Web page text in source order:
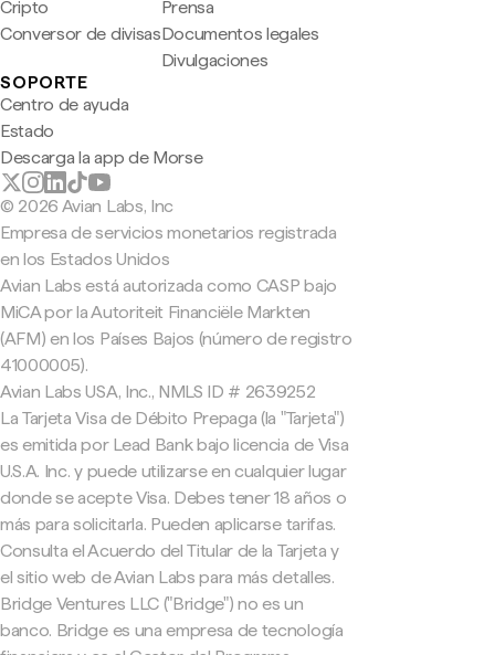
Cripto
Conversor de divisas
Prensa
Documentos legales
Divulgaciones
SOPORTE
Centro de ayuda
Estado
Descarga la app de Morse
© 2026 Avian Labs, Inc
Empresa de servicios monetarios registrada
en los Estados Unidos
Avian Labs está autorizada como CASP bajo
MiCA por la Autoriteit Financiële Markten
(AFM) en los Países Bajos (número de registro
41000005).
Avian Labs USA, Inc., NMLS ID # 2639252
La Tarjeta Visa de Débito Prepaga (la "Tarjeta")
es emitida por Lead Bank bajo licencia de Visa
U.S.A. Inc. y puede utilizarse en cualquier lugar
donde se acepte Visa. Debes tener 18 años o
más para solicitarla. Pueden aplicarse tarifas.
Consulta el Acuerdo del Titular de la Tarjeta y
el sitio web de Avian Labs para más detalles.
Bridge Ventures LLC ("Bridge") no es un
banco. Bridge es una empresa de tecnología